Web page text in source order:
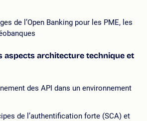
de l’Open Banking pour les PME, les
aspects architecture technique et
des API dans un environnement
de l’authentification forte (SCA) et